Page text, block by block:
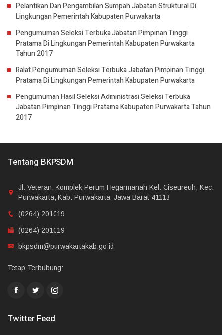
Pelantikan Dan Pengambilan Sumpah Jabatan Struktural Di
Lingkungan Pemerintah Kabupaten Purwakarta
Pengumuman Seleksi Terbuka Jabatan Pimpinan Tinggi
Pratama Di Lingkungan Pemerintah Kabupaten Purwakarta
Tahun 2017
Ralat Pengumuman Seleksi Terbuka Jabatan Pimpinan Tinggi
Pratama Di Lingkungan Pemerintah Kabupaten Purwakarta
Pengumuman Hasil Seleksi Administrasi Seleksi Terbuka
Jabatan Pimpinan Tinggi Pratama Kabupaten Purwakarta Tahun
2017
Tentang BKPSDM
Jl. Veteran, Komplek Perum Hegarmanah Kel. Ciseureuh, Kec.
Purwakarta, Kab. Purwakarta, Jawa Barat 41118
(0264) 201019
(0264) 201019
bkpsdm@purwakartakab.go.id
Tetap Terbubung:
Twitter Feed